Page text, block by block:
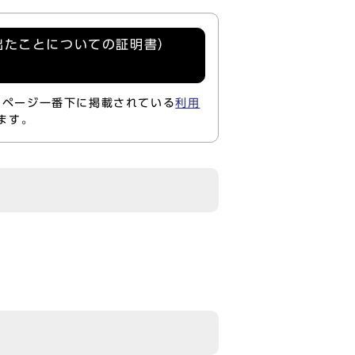
ことについての証明書）
ページ一番下に掲載されている利用
す。